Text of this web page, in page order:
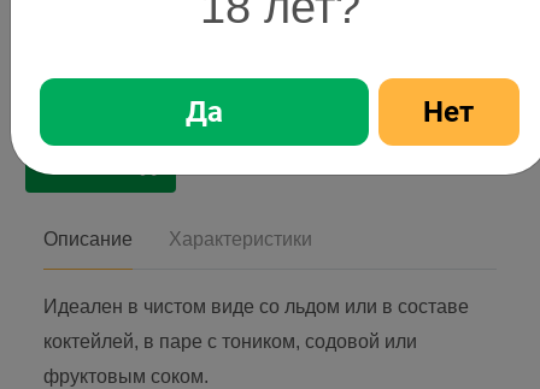
Описание Характеристики
Идеален в чистом виде со льдом или в составе
коктейлей, в паре с тоником, содовой или
фруктовым соком.
Да Нет